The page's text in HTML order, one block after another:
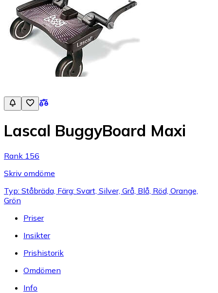
Lascal BuggyBoard Maxi
Rank 156
Skriv omdöme
Typ: Ståbräda, Färg: Svart, Silver, Grå, Blå, Röd, Orange,
Grön
Priser
Insikter
Prishistorik
Omdömen
Info